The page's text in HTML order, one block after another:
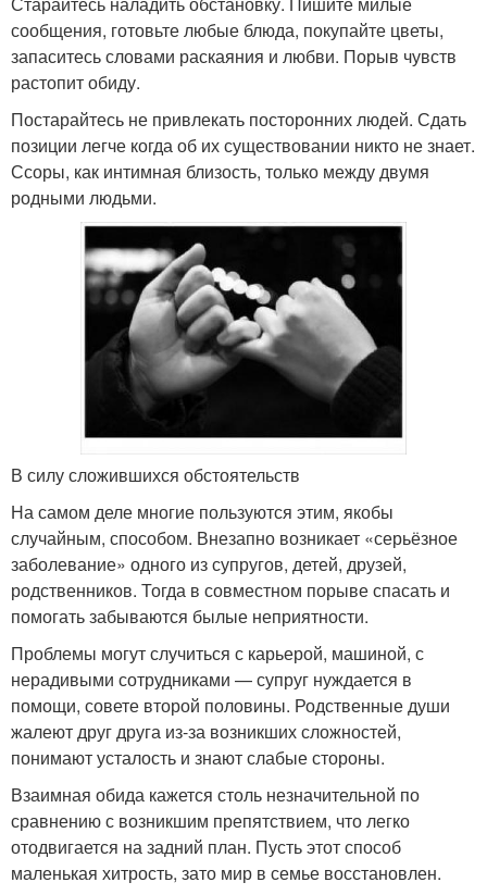
сообщения, готовьте любые блюда, покупайте цветы,
запаситесь словами раскаяния и любви. Порыв чувств
растопит обиду.
Постарайтесь не привлекать посторонних людей. Сдать
позиции легче когда об их существовании никто не знает.
Ссоры, как интимная близость, только между двумя
родными людьми.
В силу сложившихся обстоятельств
На самом деле многие пользуются этим, якобы
случайным, способом. Внезапно возникает «серьёзное
заболевание» одного из супругов, детей, друзей,
родственников. Тогда в совместном порыве спасать и
помогать забываются былые неприятности.
Проблемы могут случиться с карьерой, машиной, с
нерадивыми сотрудниками — супруг нуждается в
помощи, совете второй половины. Родственные души
жалеют друг друга из-за возникших сложностей,
понимают усталость и знают слабые стороны.
Взаимная обида кажется столь незначительной по
сравнению с возникшим препятствием, что легко
отодвигается на задний план. Пусть этот способ
маленькая хитрость, зато мир в семье восстановлен.